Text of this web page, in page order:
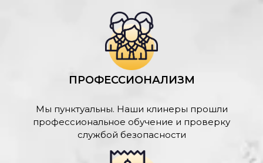
ПРОФЕССИОНАЛИЗМ
Мы пунктуальны. Наши клинеры прошли
профессиональное обучение и проверку
службой безопасности